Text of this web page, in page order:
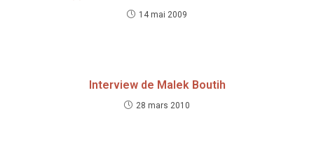
14 mai 2009
Interview de Malek Boutih
28 mars 2010